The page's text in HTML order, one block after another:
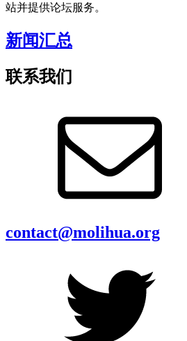
站并提供论坛服务。
新闻汇总
联系我们
contact@molihua.org